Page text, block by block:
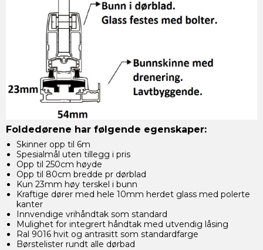
Foldedørene har følgende egenskaper:
Skinner opp til 6m
Spesialmål uten tillegg i pris
Opp til 250cm høyde
Opp til 80cm bredde pr dørblad
Kun 23mm høy terskel i bunn
Kraftige dører med hele 10mm herdet glass med polerte
kanter
Innvendige vrihåndtak som standard
Mulighet for integrert håndtak med utvendig låsing
Ral 9016 hvit og antrasitt som standardfarge
Børstelister rundt alle dørbad